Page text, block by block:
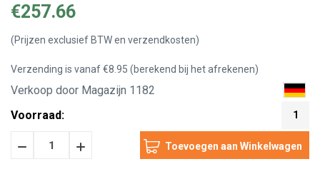
€257.66
(Prijzen exclusief BTW en verzendkosten)
Verzending is vanaf €8.95 (berekend bij het afrekenen)
Verkoop door Magazijn 1182
Voorraad:
1
HoeveelheidHoeveelheid